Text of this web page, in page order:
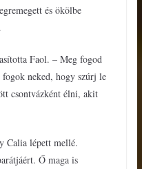
és ökölbe
Faol. – Meg fogod
neked, hogy szúrj le
csontvázként élni, akit
Calia lépett mellé.
Ő maga is